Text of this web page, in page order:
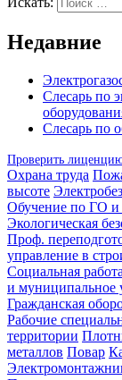
Недавние
Слесарь по
Слесарь по
Проверить
Охрана труда
высоте
Обучение по ГО
Экологическая
Проф.
управление в
Социальная работа
и муниципальное
Гражданская
Рабочие
территории
металлов Повар